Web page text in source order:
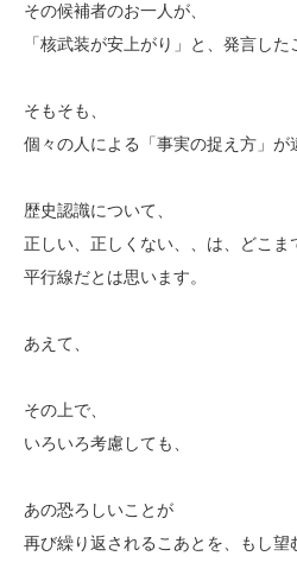
その候補者のお一人が、
「核武装が安上がり」と、発言した
そもそも、
個々の人による「事実の捉え方」が
歴史認識について、
正しい、正しくない、、は、どこま
平行線だとは思います。
あえて、
その上で、
いろいろ考慮しても、
あの恐ろしいことが
再び繰り返されるこあとを、もし望